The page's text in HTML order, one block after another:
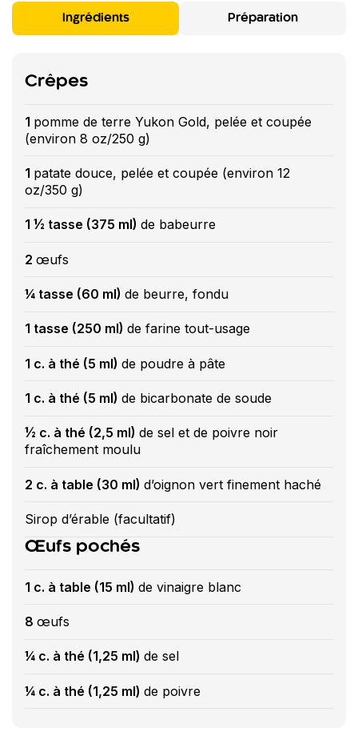
Ingrédients Préparation
Crêpes
1 pomme de terre Yukon Gold, pelée et coupée
(environ 8 oz/250 g)
1 patate douce, pelée et coupée (environ 12
oz/350 g)
1 ½ tasse (375 ml) de babeurre
2 œufs
¼ tasse (60 ml) de beurre, fondu
1 tasse (250 ml) de farine tout-usage
1 c. à thé (5 ml) de poudre à pâte
1 c. à thé (5 ml) de bicarbonate de soude
½ c. à thé (2,5 ml) de sel et de poivre noir
fraîchement moulu
2 c. à table (30 ml) d’oignon vert finement haché
Sirop d’érable (facultatif)
Œufs pochés
1 c. à table (15 ml) de vinaigre blanc
8 œufs
¼ c. à thé (1,25 ml) de sel
¼ c. à thé (1,25 ml) de poivre